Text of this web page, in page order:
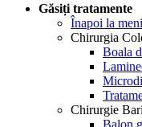
Găsiți tratamente
Înapoi la
Chirurgia
Boala
Chirurgie
Balon